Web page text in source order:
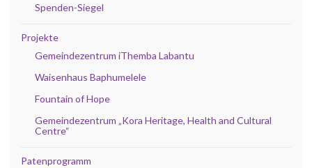
Spenden-Siegel
Projekte
Gemeindezentrum iThemba Labantu
Waisenhaus Baphumelele
Fountain of Hope
Gemeindezentrum „Kora Heritage, Health and Cultural
Centre“
Patenprogramm